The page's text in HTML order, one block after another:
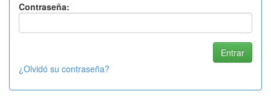
Contraseña:
¿Olvidó su contraseña?